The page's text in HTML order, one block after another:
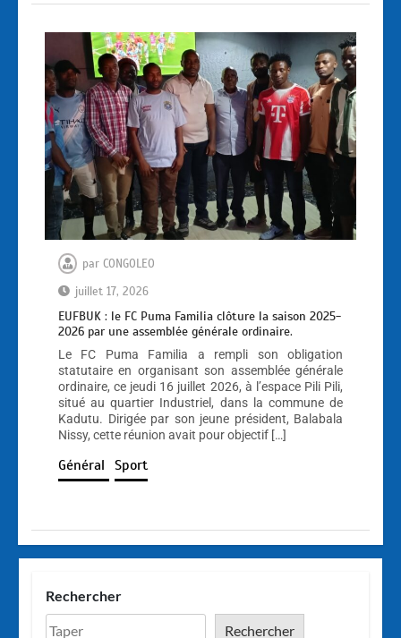
par CONGOLEO
juillet 17, 2026
EUFBUK : le FC Puma Familia clôture la saison 2025-
2026 par une assemblée générale ordinaire.
Le FC Puma Familia a rempli son obligation
statutaire en organisant son assemblée générale
ordinaire, ce jeudi 16 juillet 2026, à l’espace Pili Pili,
situé au quartier Industriel, dans la commune de
Kadutu. Dirigée par son jeune président, Balabala
Nissy, cette réunion avait pour objectif […]
Général Sport
Rechercher
Rechercher